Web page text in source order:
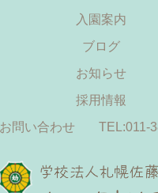
入園案内
ブログ
お知らせ
採用情報
お問い合わせ
TEL:011-